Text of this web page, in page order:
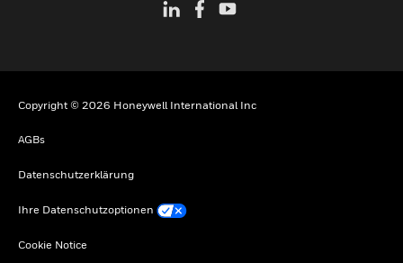
Copyright © 2026 Honeywell International Inc
AGBs
Datenschutzerklärung
Ihre Datenschutzoptionen
Cookie Notice